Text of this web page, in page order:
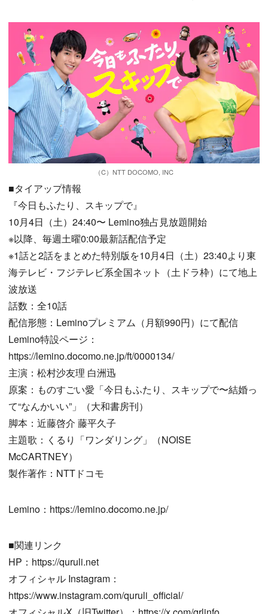
（C）NTT DOCOMO, INC
■タイアップ情報
『今日もふたり、スキップで』
10月4日（土）24:40〜 Lemino独占見放題開始
※以降、毎週土曜0:00最新話配信予定
※1話と2話をまとめた特別版を10月4日（土）23:40より東
海テレビ・フジテレビ系全国ネット（土ドラ枠）にて地上
波放送
話数：全10話
配信形態：Leminoプレミアム（月額990円）にて配信
Lemino特設ページ：
https://lemino.docomo.ne.jp/ft/0000134/
主演：松村沙友理 白洲迅
原案：ものすごい愛「今日もふたり、スキップで〜結婚っ
て“なんかいい”」（大和書房刊）
脚本：近藤啓介 藤平久子
主題歌：くるり「ワンダリング」（NOISE
McCARTNEY）
製作著作：NTTドコモ
Lemino：https://lemino.docomo.ne.jp/
■関連リンク
HP：https://quruli.net
オフィシャル Instagram：
https://www.instagram.com/quruli_official/